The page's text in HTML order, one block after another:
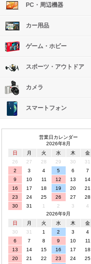
PC・周辺機器
カー用品
ゲーム・ホビー
スポーツ・アウトドア
カメラ
スマートフォン
営業日カレンダー
2026年8月
日
月 火 水 木 金
26
27 28 29 30 31
2
3 4 5 6 7
9
10 11 12 13 14
16
17 18 19 20 21
23
24 25 26 27 28
30
31 1 2 3 4
2026年9月
日
月 火 水 木 金
30
31 1 2 3 4
6
7 8 9 10 11
13
14 15 16 17 18
20
21 22 23 24 25